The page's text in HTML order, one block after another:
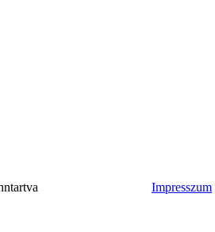
Impresszum